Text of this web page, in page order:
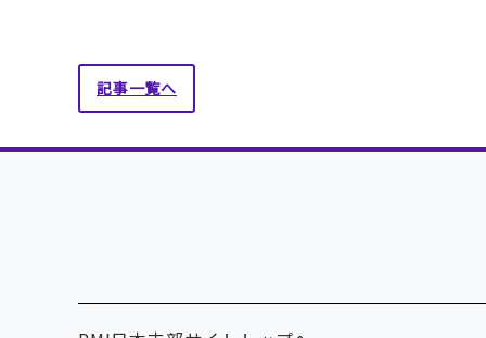
記事一覧へ